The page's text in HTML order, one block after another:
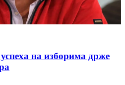
на изборима држе